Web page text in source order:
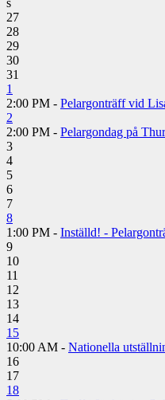
s
27
28
29
30
31
1
2:00 PM - Pelargonträff vid
2
2:00 PM - Pelargondag på
3
4
5
6
7
8
1:00 PM - Inställd! -
9
10
11
12
13
14
15
10:00 AM - Nationella
16
17
18